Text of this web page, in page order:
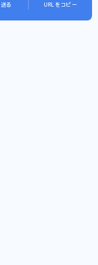
る URLをコピー